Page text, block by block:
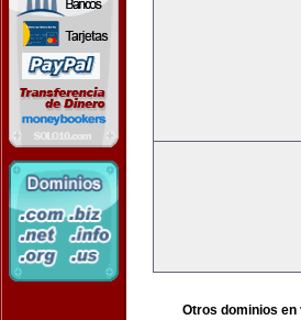
Otros dominios en